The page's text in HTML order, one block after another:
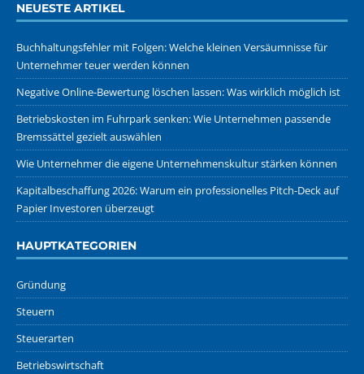
NEUESTE ARTIKEL
Buchhaltungsfehler mit Folgen: Welche kleinen Versäumnisse für
Unternehmer teuer werden können
Negative Online-Bewertung löschen lassen: Was wirklich möglich ist
Betriebskosten im Fuhrpark senken: Wie Unternehmen passende
Bremssättel gezielt auswählen
Wie Unternehmer die eigene Unternehmenskultur stärken können
Kapitalbeschaffung 2026: Warum ein professionelles Pitch-Deck auf
Papier Investoren überzeugt
HAUPTKATEGORIEN
Gründung
Steuern
Steuerarten
Betriebswirtschaft